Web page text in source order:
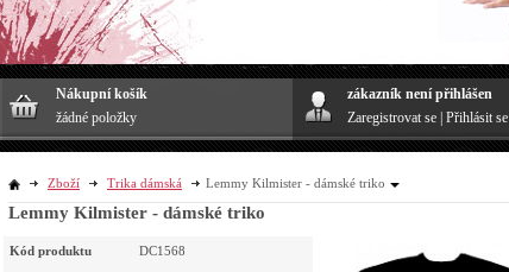
Zboží Trika dámská Lemmy Kilmister - dámské triko
Lemmy Kilmister - dámské triko
Kód produktu DC1568
Nákupní košík
žádné položky
zákazník není přihlášen
Zaregistrovat se Přihlásit se